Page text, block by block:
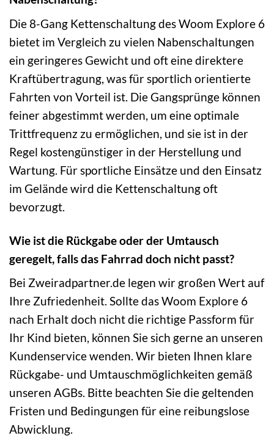
Die 8-Gang Kettenschaltung des Woom Explore 6
bietet im Vergleich zu vielen Nabenschaltungen
ein geringeres Gewicht und oft eine direktere
Kraftübertragung, was für sportlich orientierte
Fahrten von Vorteil ist. Die Gangsprünge können
feiner abgestimmt werden, um eine optimale
Trittfrequenz zu ermöglichen, und sie ist in der
Regel kostengünstiger in der Herstellung und
Wartung. Für sportliche Einsätze und den Einsatz
im Gelände wird die Kettenschaltung oft
bevorzugt.
Wie ist die Rückgabe oder der Umtausch
geregelt, falls das Fahrrad doch nicht passt?
Bei Zweiradpartner.de legen wir großen Wert auf
Ihre Zufriedenheit. Sollte das Woom Explore 6
nach Erhalt doch nicht die richtige Passform für
Ihr Kind bieten, können Sie sich gerne an unseren
Kundenservice wenden. Wir bieten Ihnen klare
Rückgabe- und Umtauschmöglichkeiten gemäß
unseren AGBs. Bitte beachten Sie die geltenden
Fristen und Bedingungen für eine reibungslose
Abwicklung.